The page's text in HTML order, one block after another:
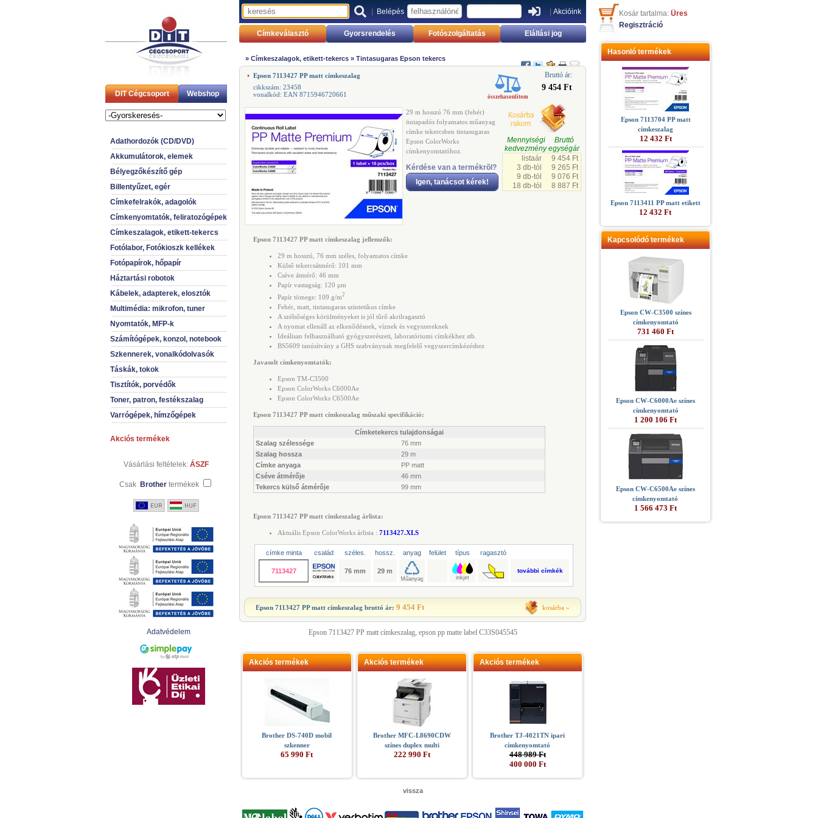
DIT Cégcsoport Webshop
Adathordozók (CD/DVD)
Akkumulátorok, elemek
Bélyegzőkészítő gép
Billentyűzet, egér
Címkefelrakók, adagolók
Címkenyomtatók, feliratozógépek
Címkeszalagok, etikett-tekercs
Fotólabor, Fotókioszk kellékek
Fotópapírok, hőpapír
Háztartási robotok
Kábelek, adapterek, elosztók
Multimédia: mikrofon, tuner
Nyomtatók, MFP-k
Számítógépek, konzol, notebook
Szkennerek, vonalkódolvasók
Táskák, tokok
Tisztítók, porvédők
Toner, patron, festékszalag
Varrógépek, hímzőgépek
Akciós termékek
Vásárlási feltételek: ÁSZF
Csak Brother termékek
Adatvédelem
|Belépés |Akcióink
Címkeválasztó Gyorsrendelés Fotószolgáltatás Elállási jog
» Címkeszalagok, etikett-tekercs » Tintasugaras Epson tekercs
Epson 7113427 PP matt címkeszalag
cikkszám: 23458
vonalkód: EAN 8715946720661
összehasonlítom
Bruttó ár:
9 454 Ft
29 m hosszú 76 mm (fehér)
öntapadós folyamatos műanyag
címke tekercsben tintasugaras
Epson ColorWorks
címkenyomtatóhoz.
Kérdése van a termékrõl?
Igen, tanácsot kérek!
Mennyiségi Bruttó
kedvezmény egységár
listaár
9 454 Ft
3 db-tól
9 265 Ft
9 db-tól
9 076 Ft
18 db-tól
8 887 Ft
Epson 7113427 PP matt címkeszalag jellemzők:
29 m hosszú, 76 mm széles, folyamatos címke
Külső tekercsátmérő: 101 mm
Cséve átmérő: 46 mm
Papír vastagság: 120 μm
Papír tömege: 109 g/m2
Fehér, matt, tintasugaras szintetikus címke
A szélsőséges körülményeket is jól tűrő akrilragasztó
A nyomat ellenáll az elkenődésnek, víznek és vegyszereknek
Ideálisan felhasználható gyógyszerészeti, laboratóriumi címkékhez stb.
BS5609 tanúsítvány a GHS szabványnak megfelelő vegyszercímkézéshez
Javasolt címkenyomtatók:
Epson TM-C3500
Epson ColorWorks C6000Ae
Epson ColorWorks C6500Ae
Epson 7113427 PP matt címkeszalag műszaki specifikáció:
Címketekercs tulajdonságai
Szalag szélessége
76 mm
Szalag hossza
29 m
Címke anyaga
PP matt
Cséve átmérője
46 mm
Tekercs külső átmérője
99 mm
Epson 7113427 PP matt címkeszalag árlista:
Aktuális Epson ColorWorks árlista : 7113427.XLS
címke minta család széles. hossz. anyag felület típus ragasztó
7113427 76 mm 29 m további címkék
Epson 7113427 PP matt címkeszalag bruttó ár: 9 454 Ft kosárba »
Epson 7113427 PP matt címkeszalag, epson pp matte label C33S045545
Akciós termékek
Brother DS-740D mobil
szkenner
65 990 Ft
Akciós termékek
Brother MFC-L8690CDW
színes duplex multi
222 990 Ft
Akciós termékek
Brother TJ-4021TN ipari
címkenyomtató
448 989 Ft
400 000 Ft
vissza
Kosár tartalma: Üres
Regisztráció
Hasonló termékek
Epson 7113704 PP matt
címkeszalag
12 432 Ft
Epson 7113411 PP matt etikett
12 432 Ft
Kapcsolódó termékek
Epson CW-C3500 színes
címkenyomtató
731 460 Ft
Epson CW-C6000Ae színes
címkenyomtató
1 200 106 Ft
Epson CW-C6500Ae színes
címkenyomtató
1 566 473 Ft